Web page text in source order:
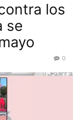
los
se
0